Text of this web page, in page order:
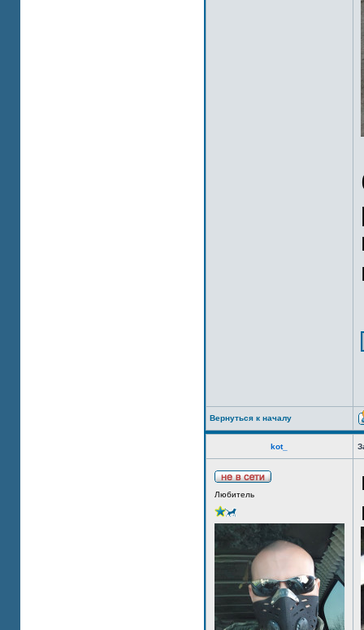
Вернуться к началу
kot_
Любитель